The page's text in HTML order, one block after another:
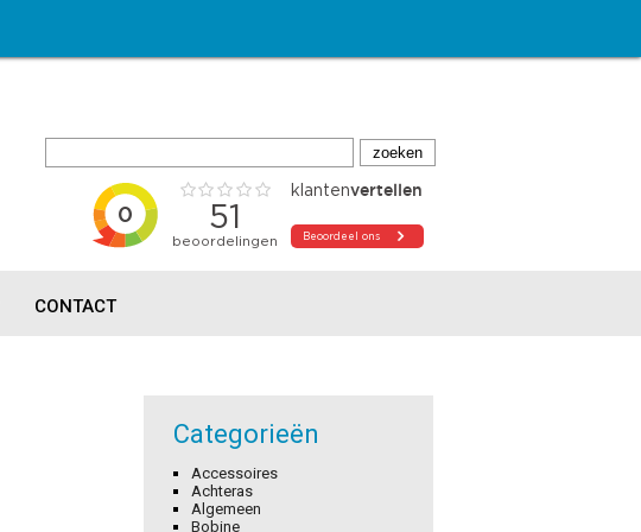
CONTACT
Categorieën
Accessoires
Achteras
Algemeen
Bobine